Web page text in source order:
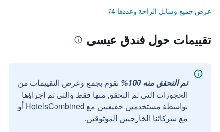
عرض جميع وسائل الراحة وعددها 74
تقييمات حول فندق عيسى
تم التحقق منه 100%
نقوم بجمع وعرض التقييمات من
الحجوزات التي تم التحقق منها فقط والتي تم إجراؤها
بواسطة مستخدمين حقيقيين مع HotelsCombined أو
مع شركائنا الخارجيين الموثوقين.